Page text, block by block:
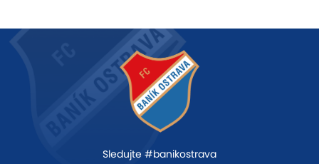
Sledujte #banikostrava